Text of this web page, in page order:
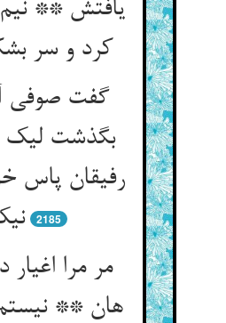
یافتش **
کرد و سر
گفت صوفی
بگذشت
رفیقان پاس
2185
مر مرا اغیار
هان ** نیستم